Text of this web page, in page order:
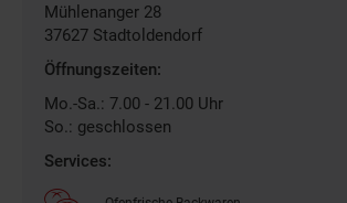
Mühlenanger 28
37627 Stadtoldendorf
Öffnungszeiten:
Mo.-Sa.: 7.00 - 21.00 Uhr
So.: geschlossen
Services: